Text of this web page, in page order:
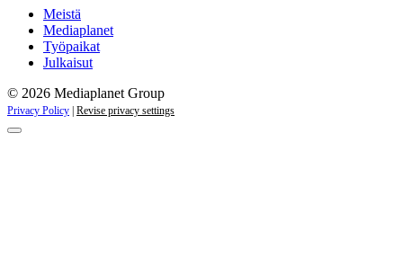
kampanjat
Meistä
Mediaplanet
Työpaikat
Julkaisut
© 2026 Mediaplanet Group
Privacy Policy Revise privacy settings